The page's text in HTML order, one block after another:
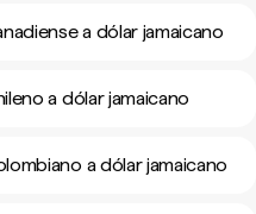
a dólar jamaicano
a dólar jamaicano
a dólar jamaicano